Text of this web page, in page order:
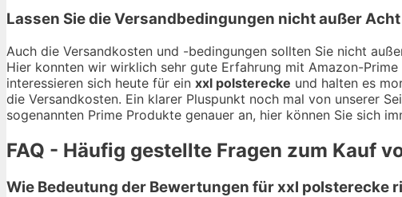
Lassen Sie die Versandbedingungen nicht außer Acht
Auch die Versandkosten und -bedingungen sollten Sie nicht
Hier konnten wir wirklich sehr gute Erfahrung mit Amazon-
interessieren sich heute für ein xxl polsterecke und halten es
die Versandkosten. Ein klarer Pluspunkt noch mal von unserer
sogenannten Prime Produkte genauer an, hier können Sie sich
FAQ - Häufig gestellte Fragen zum Kauf
Wie Bedeutung der Bewertungen für xxl polsterecke